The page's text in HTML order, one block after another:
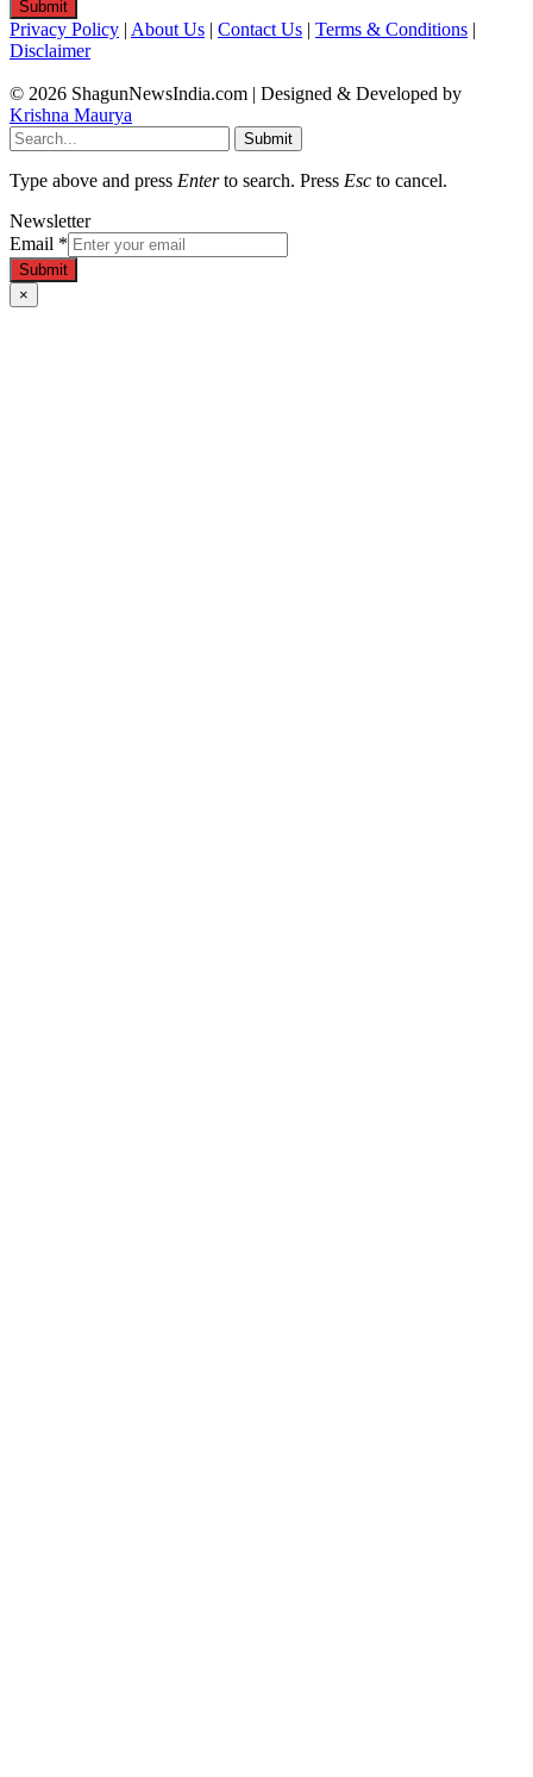
Submit
Privacy Policy | About Us | Contact Us | Terms & Conditions |
Disclaimer
© 2026 ShagunNewsIndia.com | Designed & Developed by
Krishna Maurya
Submit
Type above and press Enterto search. Press Esc to cancel.
Newsletter
Email *
Submit
×